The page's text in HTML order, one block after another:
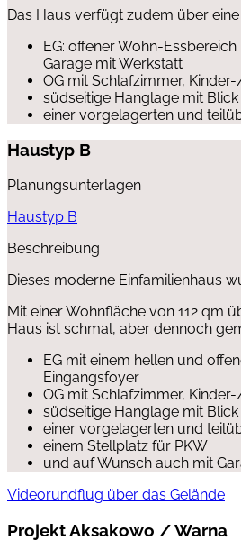
Das Haus verfügt zudem über
EG: offener Wohn-
Garage mit Werkstatt
OG mit Schlafzimmer,
südseitige Hanglage mit
einer vorgelagerten und
Haustyp B
Planungsunterlagen
Haustyp B
Beschreibung
Dieses moderne Einfamilienhaus
Mit einer Wohnfläche von 112 qm
Haus ist schmal, aber dennoch
EG mit einem hellen und
Eingangsfoyer
OG mit Schlafzimmer,
südseitige Hanglage mit
einer vorgelagerten und
einem Stellplatz für PKW
und auf Wunsch auch mit
Videorundflug über das Gelände
Projekt Aksakowo / Warna